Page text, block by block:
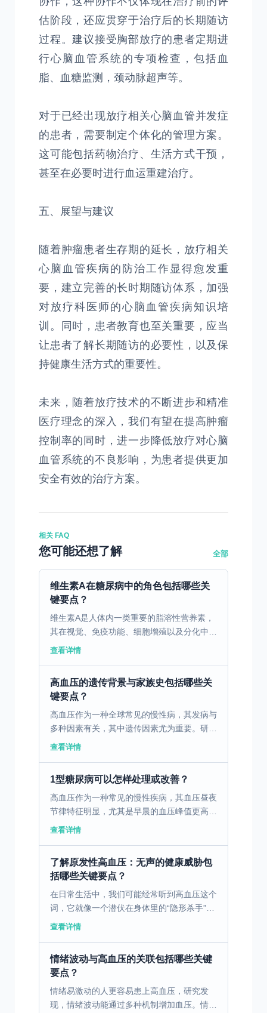
估阶段，还应贯穿于治疗后的长期随访
过程。建议接受胸部放疗的患者定期进
行心脑血管系统的专项检查，包括血
脂、血糖监测，颈动脉超声等。
对于已经出现放疗相关心脑血管并发症
的患者，需要制定个体化的管理方案。
这可能包括药物治疗、生活方式干预，
甚至在必要时进行血运重建治疗。
五、展望与建议
随着肿瘤患者生存期的延长，放疗相关
心脑血管疾病的防治工作显得愈发重
要，建立完善的长时期随访体系，加强
对放疗科医师的心脑血管疾病知识培
训。同时，患者教育也至关重要，应当
让患者了解长期随访的必要性，以及保
持健康生活方式的重要性。
未来，随着放疗技术的不断进步和精准
医疗理念的深入，我们有望在提高肿瘤
控制率的同时，进一步降低放疗对心脑
血管系统的不良影响，为患者提供更加
安全有效的治疗方案。
相关 FAQ
您可能还想了解 全部
维生素A在糖尿病中的角色包括哪些关
键要点？
维生素A是人体内一类重要的脂溶性营养素，
其在视觉、免疫功能、细胞增殖以及分化中都
起着关键作用。近年来，有研究发现维生素A
查看详情
高血压的遗传背景与家族史包括哪些关
键要点？
高血压作为一种全球常见的慢性病，其发病与
多种因素有关，其中遗传因素尤为重要。研究
发现，家族中有高血压历史的人群，其患高血
查看详情
1型糖尿病可以怎样处理或改善？
高血压作为一种常见的慢性疾病，其血压昼夜
节律特征明显，尤其是早晨的血压峰值更高，
显著增加了心血管事件的风险。这种节律特征
查看详情
了解原发性高血压：无声的健康威胁包
括哪些关键要点？
在日常生活中，我们可能经常听到高血压这个
词，它就像一个潜伏在身体里的“隐形杀手”，
悄无声息地威胁着人们的健康。而在高血压
查看详情
情绪波动与高血压的关联包括哪些关键
要点？
情绪易激动的人更容易患上高血压，研究发
现，情绪波动能通过多种机制增加血压。情绪